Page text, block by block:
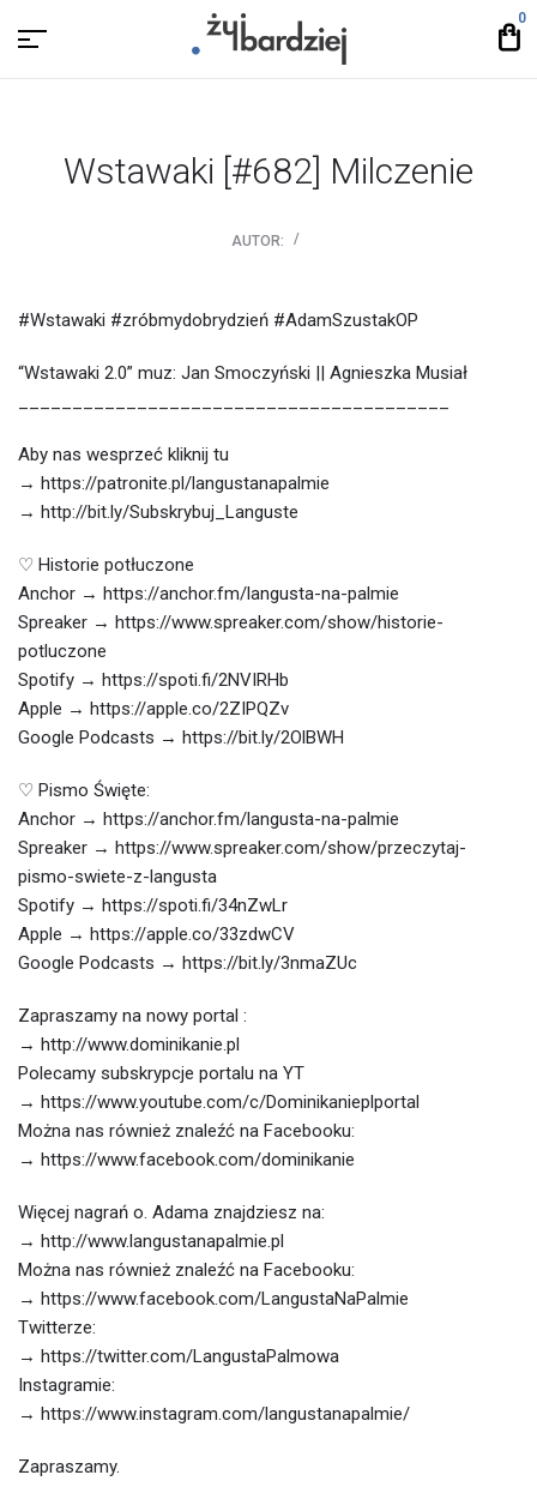
0
Wstawaki [#682] Milczenie
AUTOR:
#Wstawaki #zróbmydobrydzień #AdamSzustakOP
“Wstawaki 2.0” muz: Jan Smoczyński || Agnieszka Musiał
Aby nas wesprzeć kliknij tu
→ https://patronite.pl/langustanapalmie
→ http://bit.ly/Subskrybuj_Languste
♡ Historie potłuczone
Anchor → https://anchor.fm/langusta-na-palmie
Spreaker → https://www.spreaker.com/show/historie-
potluczone
Spotify → https://spoti.fi/2NVIRHb
Apple → https://apple.co/2ZIPQZv
Google Podcasts → https://bit.ly/2OlBWH
♡ Pismo Święte:
Anchor → https://anchor.fm/langusta-na-palmie
Spreaker → https://www.spreaker.com/show/przeczytaj-
pismo-swiete-z-langusta
Spotify → https://spoti.fi/34nZwLr
Apple → https://apple.co/33zdwCV
Google Podcasts → https://bit.ly/3nmaZUc
Zapraszamy na nowy portal :
→ http://www.dominikanie.pl
Polecamy subskrypcje portalu na YT
→ https://www.youtube.com/c/Dominikanieplportal
Można nas również znaleźć na Facebooku:
→ https://www.facebook.com/dominikanie
Więcej nagrań o. Adama znajdziesz na:
→ http://www.langustanapalmie.pl
Można nas również znaleźć na Facebooku:
→ https://www.facebook.com/LangustaNaPalmie
Twitterze:
→ https://twitter.com/LangustaPalmowa
Instagramie:
→ https://www.instagram.com/langustanapalmie/
Zapraszamy.